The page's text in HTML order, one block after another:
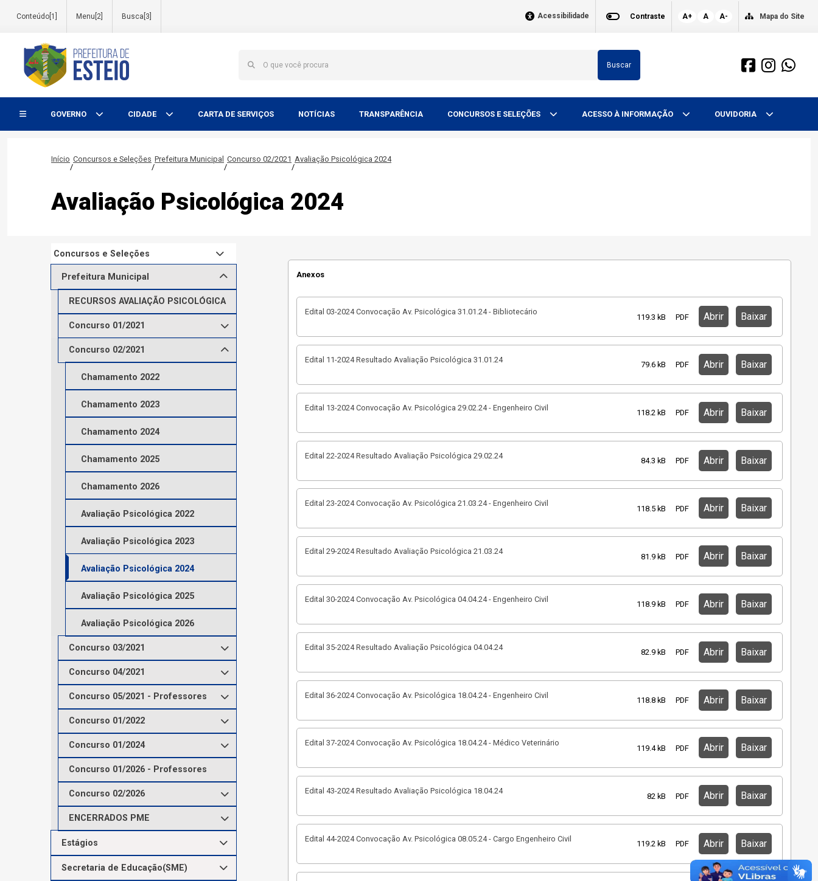
Conteúdo[1] Menu[2] Busca[3] Acessibilidade Contraste A+ A A- Mapa do Site
Buscar
GOVERNO CIDADE CARTA DE SERVIÇOS NOTÍCIAS TRANSPARÊNCIA CONCURSOS E SELEÇÕES ACESSO À INFORMAÇÃO OUVIDORIA
Início
/
Concursos e Seleções
/
Prefeitura Municipal
/
Concurso 02/2021
/
Avaliação Psicológica 2024
Avaliação Psicológica 2024
Concursos e Seleções
Prefeitura Municipal
RECURSOS AVALIAÇÃO PSICOLÓGICA
Concurso 01/2021
Concurso 02/2021
Chamamento 2022
Chamamento 2023
Chamamento 2024
Chamamento 2025
Chamamento 2026
Avaliação Psicológica 2022
Avaliação Psicológica 2023
Avaliação Psicológica 2024
Avaliação Psicológica 2025
Avaliação Psicológica 2026
Concurso 03/2021
Concurso 04/2021
Concurso 05/2021 - Professores
Concurso 01/2022
Concurso 01/2024
Concurso 01/2026 - Professores
Concurso 02/2026
ENCERRADOS PME
Estágios
Secretaria de Educação(SME)
Anexos
Edital 03-2024 Convocação Av. Psicológica 31.01.24 - Bibliotecário
119.3 kB PDF Abrir Baixar
Edital 11-2024 Resultado Avaliação Psicológica 31.01.24
79.6 kB PDF Abrir Baixar
Edital 13-2024 Convocação Av. Psicológica 29.02.24 - Engenheiro Civil
118.2 kB PDF Abrir Baixar
Edital 22-2024 Resultado Avaliação Psicológica 29.02.24
84.3 kB PDF Abrir Baixar
Edital 23-2024 Convocação Av. Psicológica 21.03.24 - Engenheiro Civil
118.5 kB PDF Abrir Baixar
Edital 29-2024 Resultado Avaliação Psicológica 21.03.24
81.9 kB PDF Abrir Baixar
Edital 30-2024 Convocação Av. Psicológica 04.04.24 - Engenheiro Civil
118.9 kB PDF Abrir Baixar
Edital 35-2024 Resultado Avaliação Psicológica 04.04.24
82.9 kB PDF Abrir Baixar
Edital 36-2024 Convocação Av. Psicológica 18.04.24 - Engenheiro Civil
118.8 kB PDF Abrir Baixar
Edital 37-2024 Convocação Av. Psicológica 18.04.24 - Médico Veterinário
119.4 kB PDF Abrir Baixar
Edital 43-2024 Resultado Avaliação Psicológica 18.04.24
82 kB PDF Abrir Baixar
Edital 44-2024 Convocação Av. Psicológica 08.05.24 - Cargo Engenheiro Civil
119.2 kB PDF Abrir Baixar